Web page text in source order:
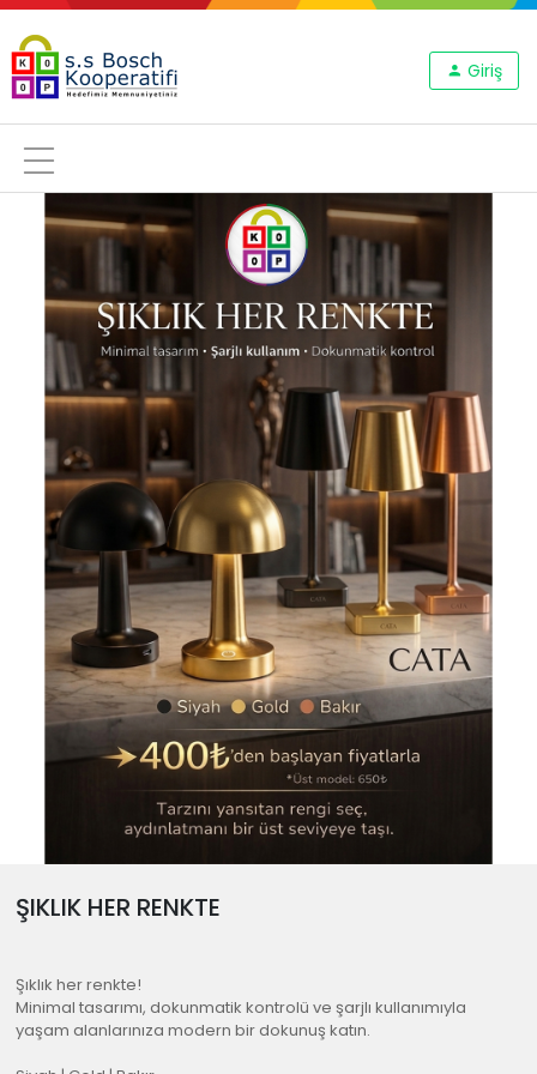
Giriş
ŞIKLIK HER RENKTE
Şıklık her renkte!
Minimal tasarımı, dokunmatik kontrolü ve şarjlı kullanımıyla
yaşam alanlarınıza modern bir dokunuş katın.